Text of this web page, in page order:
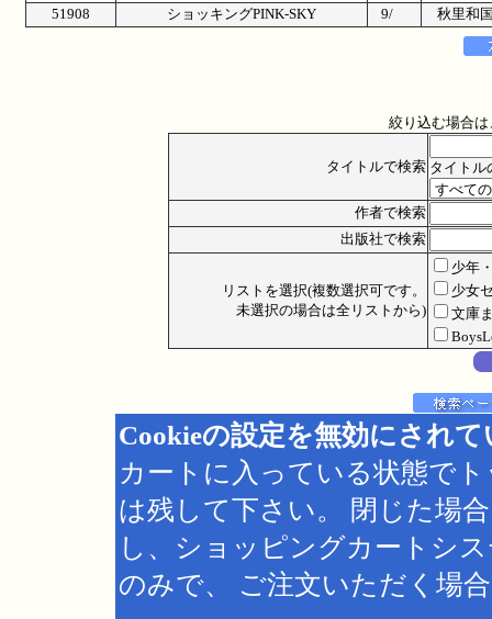
51908
ショッキングPINK-SKY 9/ 秋里和
絞り込む場合
タイトルで検索 タイトル
作者で検索
出版社で検索
リストを選択(複数選択可です。
未選択の場合は全リストから)
少年
少女
文庫
Cookieの設定を無効にされ
カートに入っている状態で
は残して下さい。 閉じた場
し、ショッピングカートシ
のみで、 ご注文いただく場